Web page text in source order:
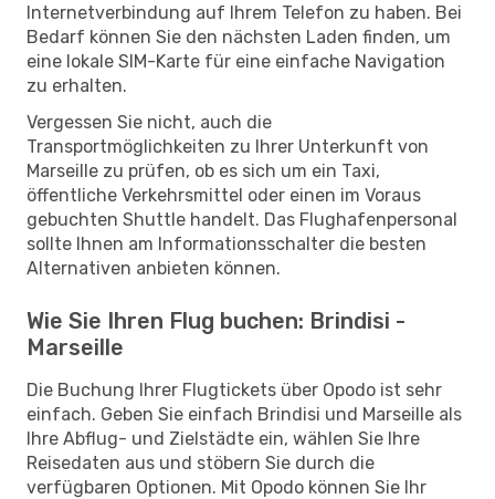
Internetverbindung auf Ihrem Telefon zu haben. Bei
Bedarf können Sie den nächsten Laden finden, um
eine lokale SIM-Karte für eine einfache Navigation
zu erhalten.
Vergessen Sie nicht, auch die
Transportmöglichkeiten zu Ihrer Unterkunft von
Marseille zu prüfen, ob es sich um ein Taxi,
öffentliche Verkehrsmittel oder einen im Voraus
gebuchten Shuttle handelt. Das Flughafenpersonal
sollte Ihnen am Informationsschalter die besten
Alternativen anbieten können.
Wie Sie Ihren Flug buchen: Brindisi -
Marseille
Die Buchung Ihrer Flugtickets über Opodo ist sehr
einfach. Geben Sie einfach Brindisi und Marseille als
Ihre Abflug- und Zielstädte ein, wählen Sie Ihre
Reisedaten aus und stöbern Sie durch die
verfügbaren Optionen. Mit Opodo können Sie Ihr